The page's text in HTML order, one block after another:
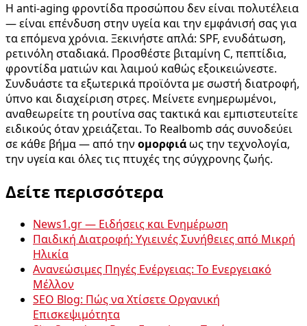
Η anti-aging φροντίδα προσώπου δεν είναι πολυτέλεια
— είναι επένδυση στην υγεία και την εμφάνισή σας για
τα επόμενα χρόνια. Ξεκινήστε απλά: SPF, ενυδάτωση,
ρετινόλη σταδιακά. Προσθέστε βιταμίνη C, πεπτίδια,
φροντίδα ματιών και λαιμού καθώς εξοικειώνεστε.
Συνδυάστε τα εξωτερικά προϊόντα με σωστή διατροφή,
ύπνο και διαχείριση στρες. Μείνετε ενημερωμένοι,
αναθεωρείτε τη ρουτίνα σας τακτικά και εμπιστευτείτε
ειδικούς όταν χρειάζεται. Το Realbomb σάς συνοδεύει
σε κάθε βήμα — από την ομορφιά ως την τεχνολογία,
την υγεία και όλες τις πτυχές της σύγχρονης ζωής.
Δείτε περισσότερα
News1.gr — Ειδήσεις και Ενημέρωση
Παιδική Διατροφή: Υγιεινές Συνήθειες από Μικρή
Ηλικία
Ανανεώσιμες Πηγές Ενέργειας: Το Ενεργειακό
Μέλλον
SEO Blog: Πώς να Χτίσετε Οργανική
Επισκεψιμότητα